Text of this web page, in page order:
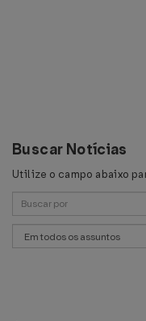
Buscar Notícias
Utilize o campo abaixo